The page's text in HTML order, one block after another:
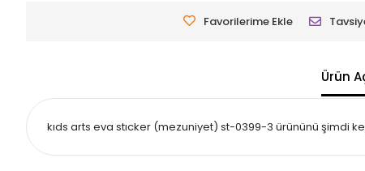
Favorilerime Ekle
Ürün
kıds arts eva stıcker (mezuniyet) st-0399-3 ürününü şimdi